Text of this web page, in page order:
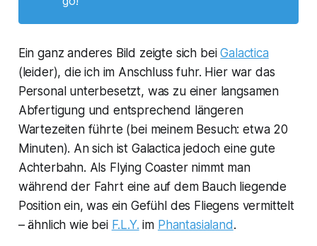
Ein ganz anderes Bild zeigte sich beiGalactica
(leider), die ich im Anschluss fuhr. Hier war das
Personal unterbesetzt, was zu einer langsamen
Abfertigung und entsprechend längeren
Wartezeiten führte (bei meinem Besuch: etwa 20
Minuten). An sich ist Galactica jedoch eine gute
Achterbahn. Als Flying Coaster nimmt man
während der Fahrt eine auf dem Bauch liegende
Position ein, was ein Gefühl des Fliegens vermittelt
– ähnlich wie bei F.L.Y. im Phantasialand.